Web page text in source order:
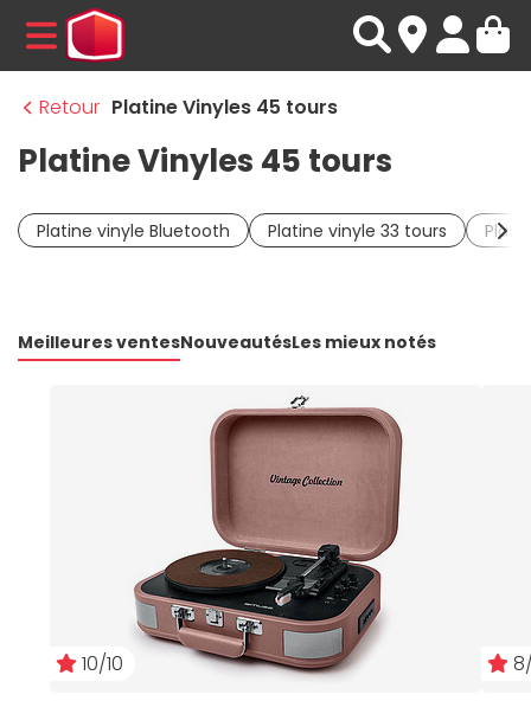
MENU
Retour Platine Vinyles 45 tours
Platine Vinyles 45 tours
Platine vinyle Bluetooth Platine vinyle 33 tours
Meilleures ventesNouveautésLes mieux notés
10/10